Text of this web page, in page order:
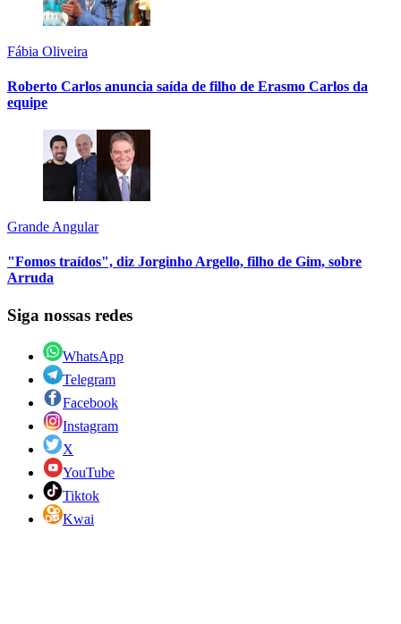
Fábia Oliveira
Roberto Carlos anuncia saída de filho de Erasmo Carlos da
equipe
Grande Angular
"Fomos traídos", diz Jorginho Argello, filho de Gim, sobre
Arruda
Siga nossas redes
WhatsApp
Telegram
Facebook
Instagram
X
YouTube
Tiktok
Kwai